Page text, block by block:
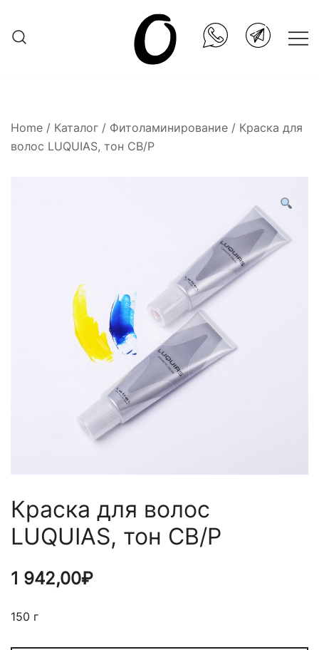
content
Home / Каталог / Фитоламинирование / Краска для
волос LUQUIAS, тон CB/P
Краска для волос
LUQUIAS, тон CB/P
1 942,00₽
150 г